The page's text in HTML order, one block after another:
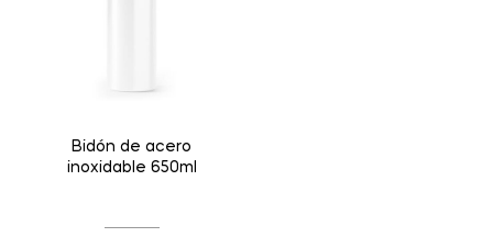
Bidón de acero
inoxidable 650ml